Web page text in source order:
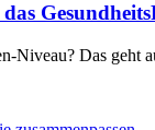
Niveau? Das geht